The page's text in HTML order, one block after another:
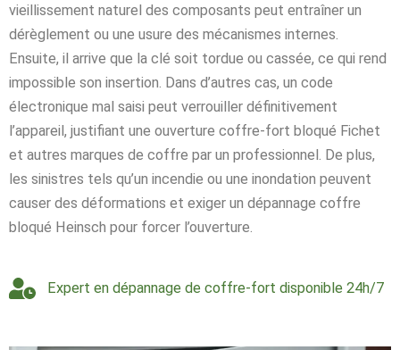
vieillissement naturel des composants peut entraîner un
dérèglement ou une usure des mécanismes internes.
Ensuite, il arrive que la clé soit tordue ou cassée, ce qui rend
impossible son insertion. Dans d’autres cas, un code
électronique mal saisi peut verrouiller définitivement
l’appareil, justifiant une ouverture coffre-fort bloqué Fichet
et autres marques de coffre par un professionnel. De plus,
les sinistres tels qu’un incendie ou une inondation peuvent
causer des déformations et exiger un dépannage coffre
bloqué Heinsch pour forcer l’ouverture.
Expert en dépannage de coffre-fort disponible 24h/7